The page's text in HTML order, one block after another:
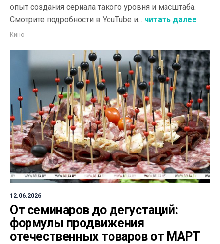
опыт создания сериала такого уровня и масштаба.
Смотрите подробности в YouTube и... читать далее
Кино
12.06.2026
От семинаров до дегустаций:
формулы продвижения
отечественных товаров от МАРТ